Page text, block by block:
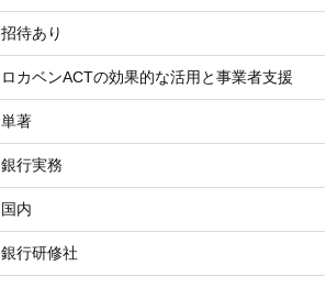
招待あり
ロカベンACTの効果的な活用と事業者支援
単著
銀行実務
国内
銀行研修社